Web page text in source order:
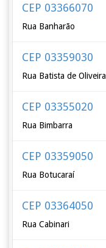
CEP 03366070
Rua Banharão
CEP 03359030
Rua Batista de Oliveira
CEP 03355020
Rua Bimbarra
CEP 03359050
Rua Botucaraí
CEP 03364050
Rua Cabinari